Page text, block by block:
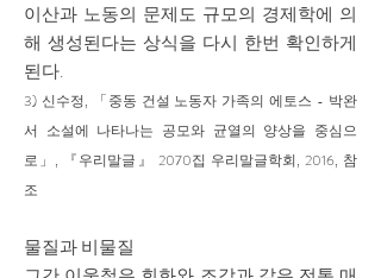
이산과 노동의 문제도 규모의 경제학에 의
해 생성된다는 상식을 다시 한번 확인하게
된다.
3) 신수정, 「중동 건설 노동자 가족의 에토스 - 박완
서 소설에 나타나는 공모와 균열의 양상을 중심으
로」, 『우리말글』 2070집 우리말글학회, 2016, 참
조
물질과 비물질